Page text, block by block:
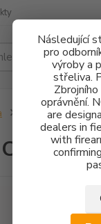
Následující
pro
výroby a
střeliva.
oprávnění.
are
dealers in
with
Muška CZ 75 -
75 -